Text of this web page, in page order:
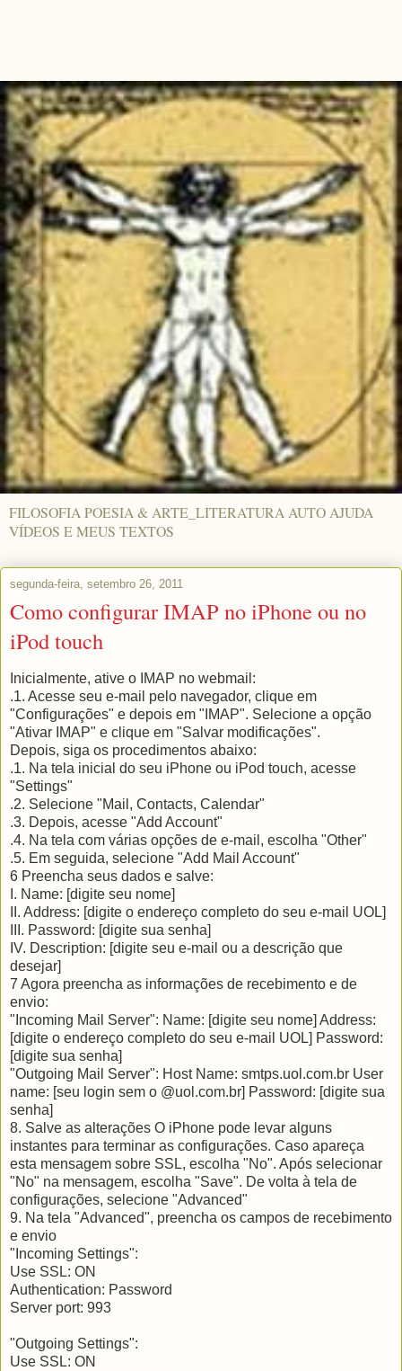
FILOSOFIA POESIA & ARTE_LITERATURA AUTO AJUDA
VÍDEOS E MEUS TEXTOS
segunda-feira, setembro 26, 2011
Como configurar IMAP no iPhone ou no
iPod touch
Inicialmente, ative o IMAP no webmail:
.1. Acesse seu e-mail pelo navegador, clique em
"Configurações" e depois em "IMAP". Selecione a opção
"Ativar IMAP" e clique em "Salvar modificações".
Depois, siga os procedimentos abaixo:
.1. Na tela inicial do seu iPhone ou iPod touch, acesse
"Settings"
.2. Selecione "Mail, Contacts, Calendar"
.3. Depois, acesse "Add Account"
.4. Na tela com várias opções de e-mail, escolha "Other"
.5. Em seguida, selecione "Add Mail Account"
6 Preencha seus dados e salve:
I. Name: [digite seu nome]
II. Address: [digite o endereço completo do seu e-mail UOL]
III. Password: [digite sua senha]
IV. Description: [digite seu e-mail ou a descrição que
desejar]
7 Agora preencha as informações de recebimento e de
envio:
"Incoming Mail Server": Name: [digite seu nome] Address:
[digite o endereço completo do seu e-mail UOL] Password:
[digite sua senha]
"Outgoing Mail Server": Host Name: smtps.uol.com.br User
name: [seu login sem o @uol.com.br] Password: [digite sua
senha]
8. Salve as alterações O iPhone pode levar alguns
instantes para terminar as configurações. Caso apareça
esta mensagem sobre SSL, escolha "No". Após selecionar
"No" na mensagem, escolha "Save". De volta à tela de
configurações, selecione "Advanced"
9. Na tela "Advanced", preencha os campos de recebimento
e envio
"Incoming Settings":
Use SSL: ON
Authentication: Password
Server port: 993
"Outgoing Settings":
Use SSL: ON